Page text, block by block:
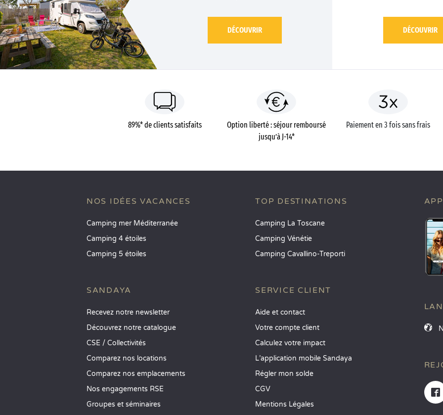
DÉCOUVRIR DÉCOUVRIR
89%* de clients satisfaits
Option liberté : séjour remboursé
jusqu’à J-14*
Paiement en 3 fois sans frais
NOS IDÉES VACANCES
Camping mer Méditerranée
Camping 4 étoiles
Camping 5 étoiles
SANDAYA
Recevez notre newsletter
Découvrez notre catalogue
CSE / Collectivités
Comparez nos locations
Comparez nos emplacements
Nos engagements RSE
Groupes et séminaires
TOP DESTINATIONS
Camping La Toscane
Camping Vénétie
Camping Cavallino-Treporti
SERVICE CLIENT
Aide et contact
Votre compte client
Calculez votre impact
L’application mobile Sandaya
Régler mon solde
CGV
Mentions Légales